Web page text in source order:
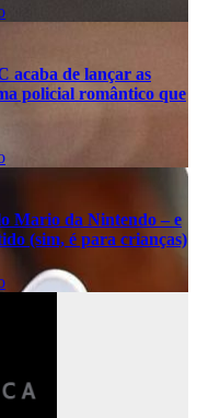
acaba de lançar as
policial romântico que
Mario da Nintendo – e
(sim, é para crianças)